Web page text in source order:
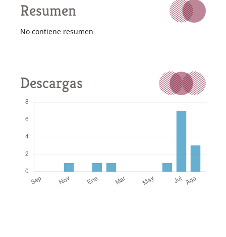
Resumen
No contiene resumen
Descargas